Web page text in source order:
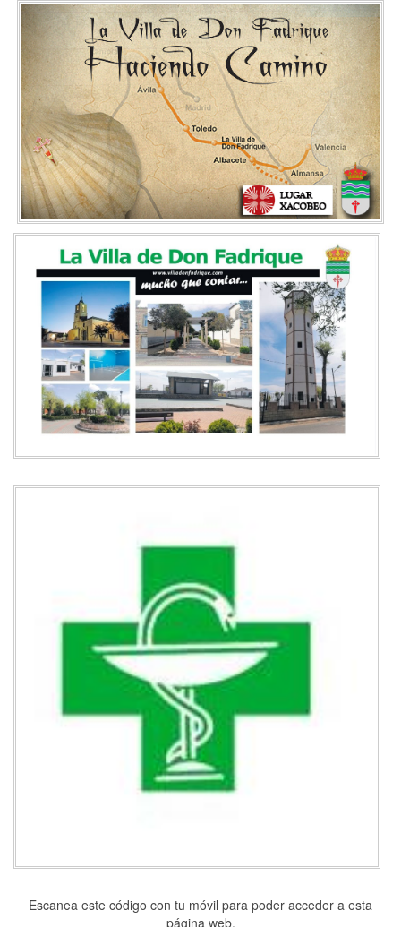
Escanea este código con tu móvil para poder acceder a esta
página web.